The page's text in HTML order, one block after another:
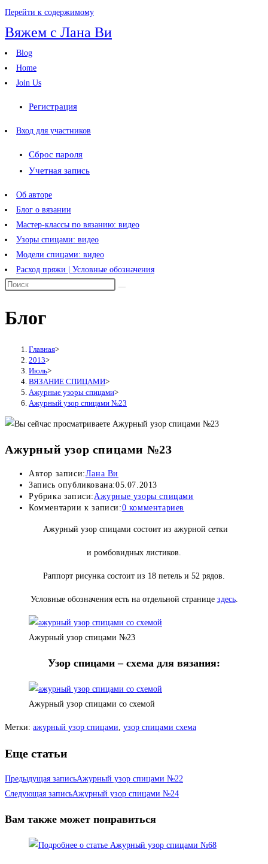
Перейти к содержимому
Вяжем с Лана Ви
Blog
Home
Join Us
Регистрация
Вход для участников
Сброс пароля
Учетная запись
Об авторе
Блог о вязании
Мастер-классы по вязанию: видео
Узоры спицами: видео
Модели спицами: видео
Расход пряжи | Условные обозначения
Блог
Главная>
2013>
Июль>
ВЯЗАНИЕ СПИЦАМИ>
Ажурные узоры спицами>
Ажурный узор спицами №23
Ажурный узор спицами №23
Автор записи:Лана Ви
Запись опубликована:05.07.2013
Рубрика записи:Ажурные узоры спицами
Комментарии к записи:0 комментариев
Ажурный узор спицами состоит из ажурной сетки
и ромбовидных листиков.
Раппорт рисунка состоит из 18 петель и 52 рядов.
Условные обозначения есть на отдельной странице здесь.
Ажурный узор спицами №23
Узор спицами – схема для вязания:
Ажурный узор спицами со схемой
Метки: ажурный узор спицами, узор спицами схема
Еще статьи
Предыдущая записьАжурный узор спицами №22
Следующая записьАжурный узор спицами №24
Вам также может понравиться